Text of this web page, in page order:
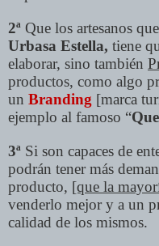
2ª Que los artesanos
Urbasa Estella, tiene
elaborar, sino también
productos, como algo
un Branding [marca
ejemplo al famoso “
3ª Si son capaces de
podrán tener más
producto, [que la
venderlo mejor y a un
calidad de los mismos.